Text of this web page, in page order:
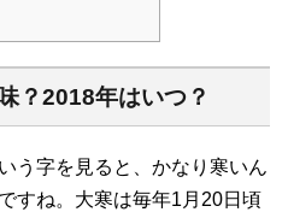
？2018年はいつ？
う字を見ると、かなり寒いん
すね。大寒は毎年1月20日頃